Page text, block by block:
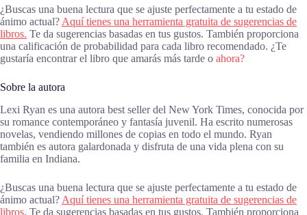
¿Buscas una buena lectura que se ajuste perfectamente a tu estado de
ánimo actual? Aquí tienes una herramienta gratuita de sugerencias de
libros. Te da sugerencias basadas en tus gustos. También proporciona
una calificación de probabilidad para cada libro recomendado. ¿Te
gustaría encontrar el libro que amarás más tarde o ahora?
Sobre la autora
Lexi Ryan es una autora best seller del New York Times, conocida por
su romance contemporáneo y fantasía juvenil. Ha escrito numerosas
novelas, vendiendo millones de copias en todo el mundo. Ryan
también es autora galardonada y disfruta de una vida plena con su
familia en Indiana.
¿Buscas una buena lectura que se ajuste perfectamente a tu estado de
ánimo actual? Aquí tienes una herramienta gratuita de sugerencias de
libros. Te da sugerencias basadas en tus gustos. También proporciona